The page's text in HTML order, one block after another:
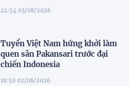
22:54 03/08/2026
Tuyển Việt Nam hứng khởi làm
quen sân Pakansari trước đại
chiến Indonesia
18:50 02/08/2026